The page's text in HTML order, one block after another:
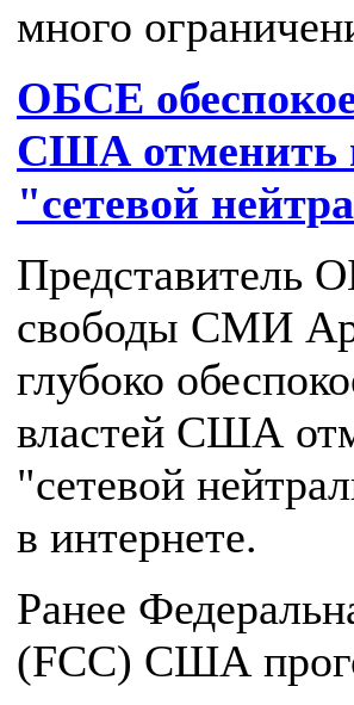
много
ОБСЕ
США отменить
"сетевой
Представитель
свободы СМИ
глубоко
властей США
"сетевой
в интернете.
Ранее
(FCC) США